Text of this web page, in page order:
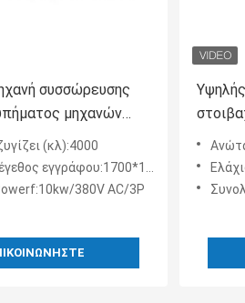
συσσώρευσης
μηχανών
κιβωτίων
εγγράφου
Hour
(κλ):4000
εγγράφου:1700*1700mm
380V AC/3P